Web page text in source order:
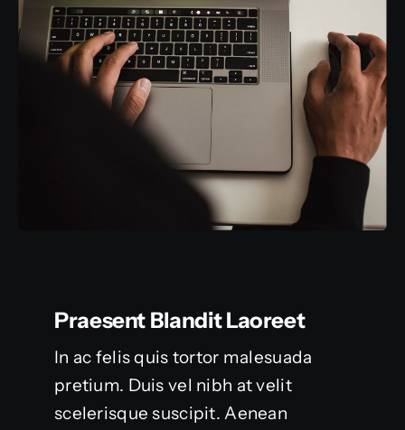
Praesent Blandit Laoreet
In ac felis quis tortor malesuada
pretium. Duis vel nibh at velit
scelerisque suscipit. Aenean